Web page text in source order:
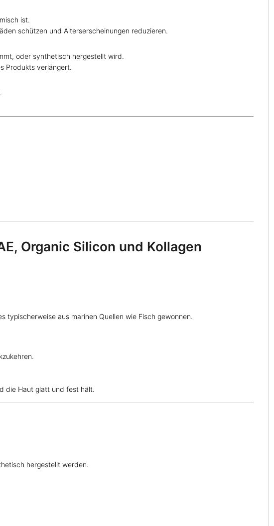
ist.
schützen und Alterserscheinungen reduzieren.
oder synthetisch hergestellt wird.
Produkts verlängert.
Organic Silicon und Kollagen
typischerweise aus marinen Quellen wie Fisch gewonnen.
die Haut glatt und fest hält.
hergestellt werden.